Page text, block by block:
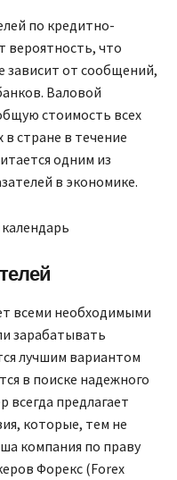
по кредитно-
вероятность, что
зависит от сообщений,
Валовой
стоимость всех
стране в течение
одним из
в экономике.
всеми необходимыми
зарабатывать
лучшим вариантом
в поиске надежного
всегда предлагает
которые, тем не
компания по праву
Форекс (Forex